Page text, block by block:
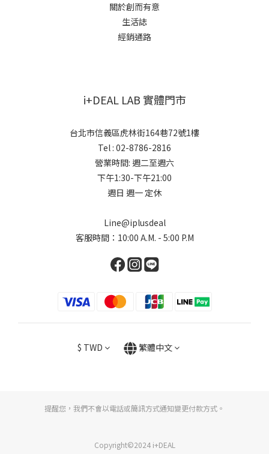
關於創而有意
生活誌
經銷通路
i+DEAL LAB 實體門市
台北市信義區虎林街164巷72號1樓
Tel : 02-8786-2816
營業時間: 週二至週六
下午1:30-下午21:00
週日 週一 定休
Line@iplusdeal
客服時間：10:00 A.M. - 5:00 P.M
$ TWD 繁體中文
提醒您，我們不會以電話或簡訊方式通知變更付款方式。
Copyright©2024 i+DEAL